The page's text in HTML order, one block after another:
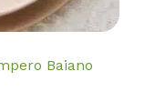
Baiano